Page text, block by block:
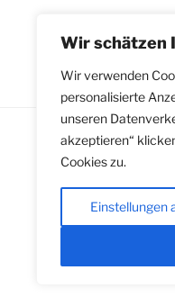
Wir schätzen
Wir verwenden
personalisierte
unseren
akzeptieren“
Cookies zu.
Einstellungen